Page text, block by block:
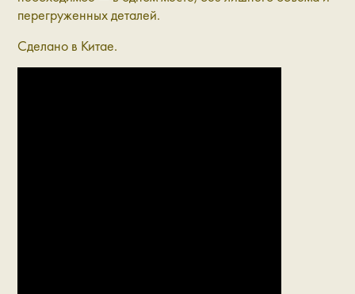
перегруженных деталей.
Сделано в Китае.